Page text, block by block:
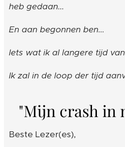
heb gedaan...
En aan begonnen ben...
Iets wat ik al langere tijd
Ik zal in de loop der tijd
"Mijn crash in
Beste Lezer(es),